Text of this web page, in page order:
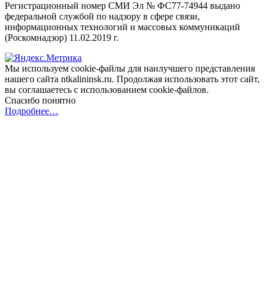
Регистрационный номер СМИ Эл № ФС77-74944 выдано
федеральной службой по надзору в сфере связи,
информационных технологий и массовых коммуникаций
(Роскомнадзор) 11.02.2019 г.
Мы используем cookie-файлы для наилучшего представления
нашего сайта ntkalininsk.ru. Продолжая использовать этот сайт,
вы соглашаетесь с использованием cookie-файлов.
Спасибо понятно
Подробнее…